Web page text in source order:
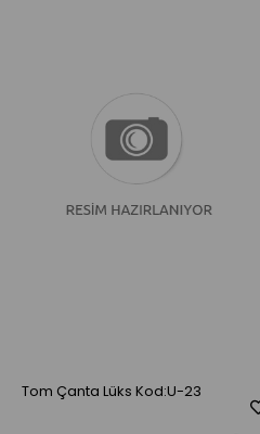
Tom Çanta Lüks Kod:U-23